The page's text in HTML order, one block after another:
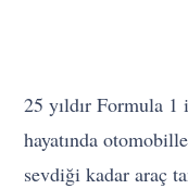
25 yıldır Formula
hayatında
sevdiği kadar araç